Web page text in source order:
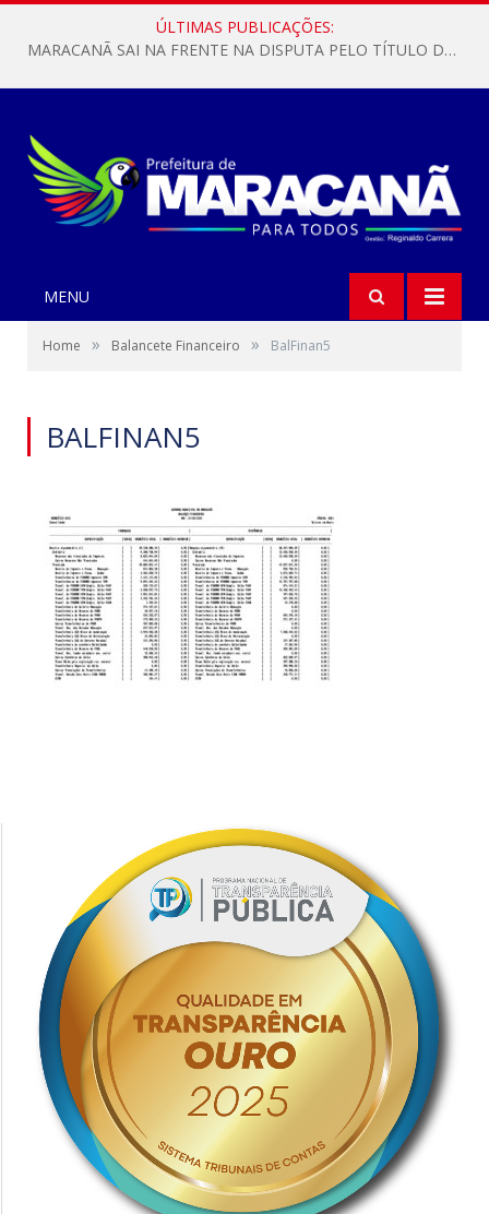
ÚLTIMAS PUBLICAÇÕES:
MARACANÃ SAI NA FRENTE NA DISPUTA PELO TÍTULO DA COPA PARÁ SUB-17!
MENU
Home » Balancete Financeiro » BalFinan5
BALFINAN5